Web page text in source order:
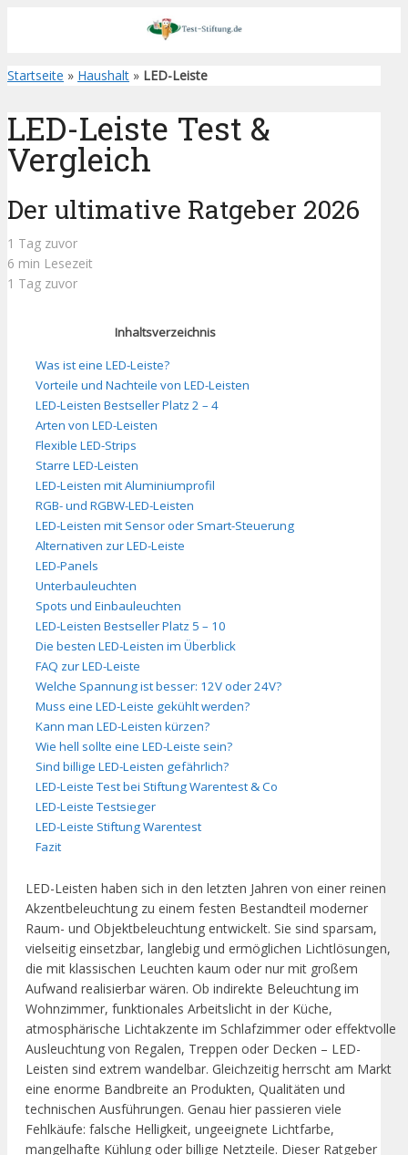
Startseite » Haushalt » LED-Leiste
LED-Leiste Test &
Vergleich
Der ultimative Ratgeber 2026
1 Tag zuvor
6 min Lesezeit
1 Tag zuvor
Inhaltsverzeichnis
Was ist eine LED-Leiste?
Vorteile und Nachteile von LED-Leisten
LED-Leisten Bestseller Platz 2 – 4
Arten von LED-Leisten
Flexible LED-Strips
Starre LED-Leisten
LED-Leisten mit Aluminiumprofil
RGB- und RGBW-LED-Leisten
LED-Leisten mit Sensor oder Smart-Steuerung
Alternativen zur LED-Leiste
LED-Panels
Unterbauleuchten
Spots und Einbauleuchten
LED-Leisten Bestseller Platz 5 – 10
Die besten LED-Leisten im Überblick
FAQ zur LED-Leiste
Welche Spannung ist besser: 12V oder 24V?
Muss eine LED-Leiste gekühlt werden?
Kann man LED-Leisten kürzen?
Wie hell sollte eine LED-Leiste sein?
Sind billige LED-Leisten gefährlich?
LED-Leiste Test bei Stiftung Warentest & Co
LED-Leiste Testsieger
LED-Leiste Stiftung Warentest
Fazit
LED-Leisten haben sich in den letzten Jahren von einer reinen
Akzentbeleuchtung zu einem festen Bestandteil moderner
Raum- und Objektbeleuchtung entwickelt. Sie sind sparsam,
vielseitig einsetzbar, langlebig und ermöglichen Lichtlösungen,
die mit klassischen Leuchten kaum oder nur mit großem
Aufwand realisierbar wären. Ob indirekte Beleuchtung im
Wohnzimmer, funktionales Arbeitslicht in der Küche,
atmosphärische Lichtakzente im Schlafzimmer oder effektvolle
Ausleuchtung von Regalen, Treppen oder Decken – LED-
Leisten sind extrem wandelbar. Gleichzeitig herrscht am Markt
eine enorme Bandbreite an Produkten, Qualitäten und
technischen Ausführungen. Genau hier passieren viele
Fehlkäufe: falsche Helligkeit, ungeeignete Lichtfarbe,
mangelhafte Kühlung oder billige Netzteile. Dieser Ratgeber